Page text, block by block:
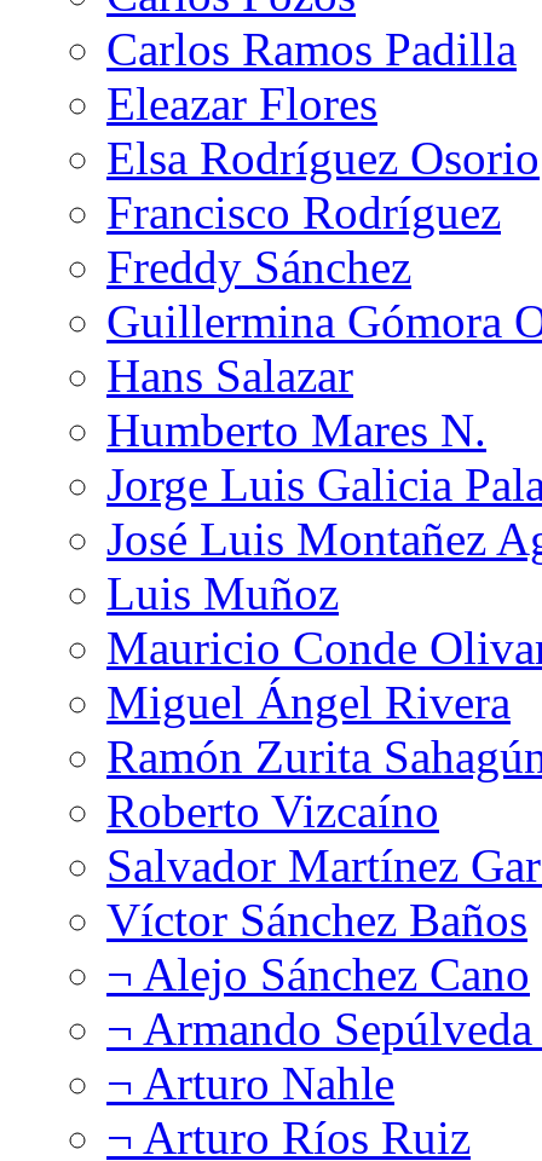
Carlos Ramos Padilla
Eleazar Flores
Elsa Rodríguez Osorio
Francisco Rodríguez
Freddy Sánchez
Guillermina Gómora
Hans Salazar
Humberto Mares N.
Jorge Luis Galicia
José Luis Montañez
Luis Muñoz
Mauricio Conde
Miguel Ángel Rivera
Ramón Zurita
Roberto Vizcaíno
Salvador Martínez
Víctor Sánchez Baños
¬ Alejo Sánchez Cano
¬ Armando
¬ Arturo Nahle
¬ Arturo Ríos Ruiz